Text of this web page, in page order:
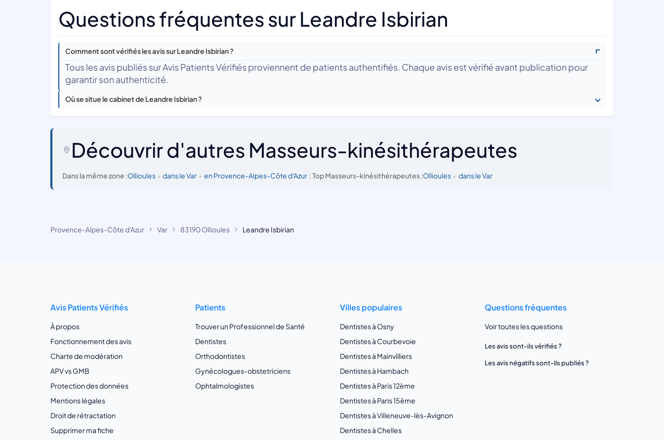
Questions fréquentes sur Leandre Isbirian
Comment sont vérifiés les avis sur Leandre Isbirian ?
Tous les avis publiés sur Avis Patients Vérifiés proviennent de patients authentifiés. Chaque avis est vérifié avant publication pour
garantir son authenticité.
Où se situe le cabinet de Leandre Isbirian ?
Découvrir d'autres Masseurs-kinésithérapeutes
Dans la même zone :Ollioules • dans le Var • en Provence-Alpes-Côte d'Azur | Top Masseurs-kinésithérapeutes :Ollioules • dans le Var
Provence-Alpes-Côte d'Azur Var 83190 Ollioules Leandre Isbirian
Avis Patients Vérifiés
À propos
Fonctionnement des avis
Charte de modération
APV vs GMB
Protection des données
Mentions légales
Droit de rétractation
Supprimer ma fiche
Patients
Trouver un Professionnel de Santé
Dentistes
Orthodontistes
Gynécologues-obstetriciens
Ophtalmologistes
Villes populaires
Dentistes à Osny
Dentistes à Courbevoie
Dentistes à Mainvilliers
Dentistes à Hambach
Dentistes à Paris 12ème
Dentistes à Paris 15ème
Dentistes à Villeneuve-lès-Avignon
Dentistes à Chelles
Questions fréquentes
Voir toutes les questions
Les avis sont-ils vérifiés ?
Les avis négatifs sont-ils publiés ?